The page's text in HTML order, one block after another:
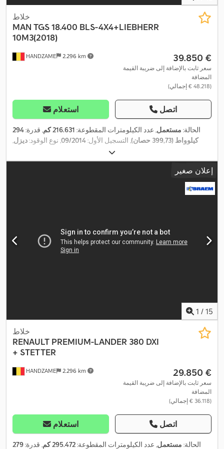
HANDZAME 2.296 km
خلاط
MAN TGS 18.400 BLS-4X4+LIEBHERR
10M3(2018)
‏39.850 €
سعر ثابت بالإضافة إلى ضريبة القيمة
المضافة
(‏48.218 € إجمالي)
استعلام اتصل
الحالة: مستعمل, عدد الكيلومترات المقطوعة: 216.631 كم , قدرة:294
كيلوواط (399,73 حصان)
, التسجيل الأول:09/2014, نوع الوقود:ديزل,
, تكوين المحور:
مم, وقود:ديزل, لون:رمادي, نوع التروس:تلقائي, عدد التروس:12, فئة
الانبعاثات:
إعلان صغير
1 / 15
HANDZAME 2.296 km
خلاط
RENAULT PREMIUM-LANDER 380 DXI
+ STETTER
‏29.850 €
سعر ثابت بالإضافة إلى ضريبة القيمة
المضافة
(‏36.118 € إجمالي)
استعلام اتصل
الحالة: مستعمل, عدد الكيلومترات المقطوعة:295.472 كم , قدرة:279